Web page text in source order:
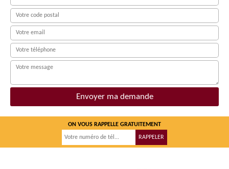
ON VOUS RAPPELLE GRATUITEMENT